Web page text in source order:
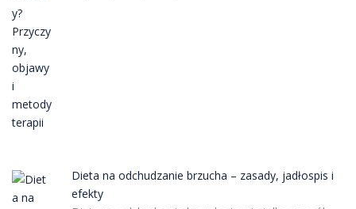
Dieta na odchudzanie brzucha – zasady, jadłospis i
efekty